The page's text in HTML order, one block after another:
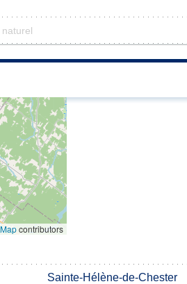
contributors
Sainte-Hélène-de-Chester